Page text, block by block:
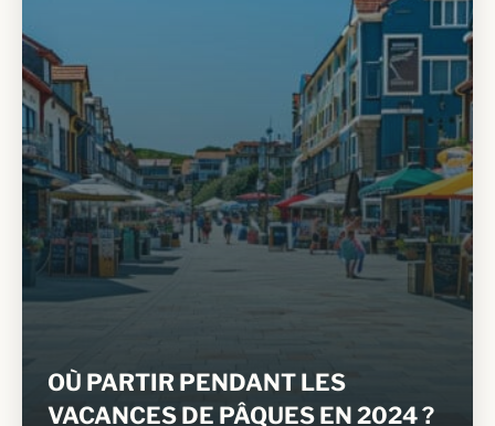
OÙ PARTIR PENDANT LES
VACANCES DE PÂQUES EN 2024 ?